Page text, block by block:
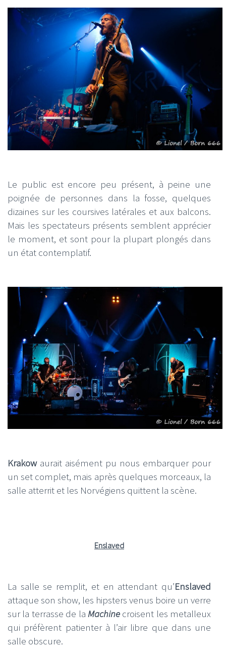
Le public est encore peu présent, à peine une
poignée de personnes dans la fosse, quelques
dizaines sur les coursives latérales et aux balcons.
Mais les spectateurs présents semblent apprécier
le moment, et sont pour la plupart plongés dans
un état contemplatif.
Krakow aurait aisément pu nous embarquer pour
un set complet, mais après quelques morceaux, la
salle atterrit et les Norvégiens quittent la scène.
Enslaved
La salle se remplit, et en attendant qu’Enslaved
attaque son show, les hipsters venus boire un verre
sur la terrasse de la Machine croisent les metalleux
qui préfèrent patienter à l’air libre que dans une
salle obscure.